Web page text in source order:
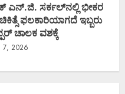
ಸರ್ಕಲ್‌ನಲ್ಲಿ ಭೀಕರ
ಫಲಕಾರಿಯಾಗದೆ ಇಬ್ಬರು
ಚಾಲಕ ವಶಕ್ಕೆ
7, 2026